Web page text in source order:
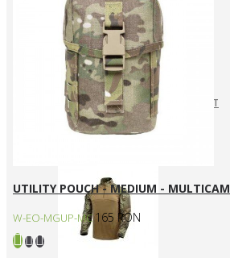
CURELE REPLICI AIRSOFT
HUSE SI GENTI TRANSPORT
Articole vestimentare
UTILITY POUCH - MEDIUM - MULTICAM
W-EO-MGUP-MC 165 RON